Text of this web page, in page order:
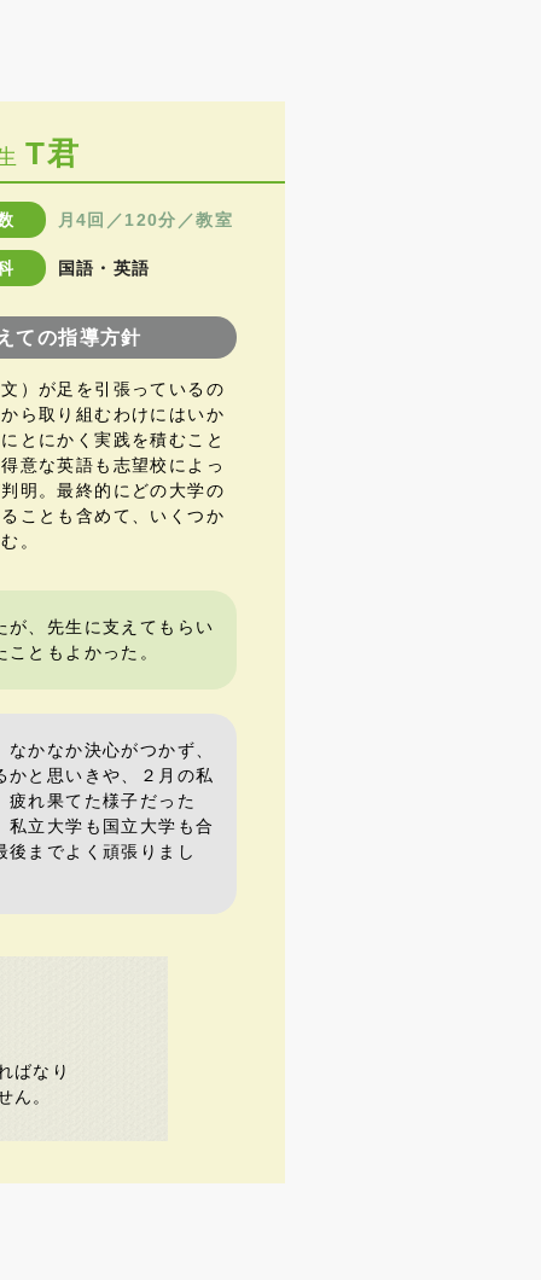
T君
月4回／120分／教室
国語・英語
ての指導方針
）が足を引張っているの
ら取り組むわけにはいか
とにかく実践を積むこと
意な英語も志望校によっ
明。最終的にどの大学の
ことも含めて、いくつか
。
が、先生に支えてもらい
ともよかった。
かなか決心がつかず、
と思いきや、２月の私
疲れ果てた様子だった
立大学も国立大学も合
までよく頑張りまし
ばなり
ん。